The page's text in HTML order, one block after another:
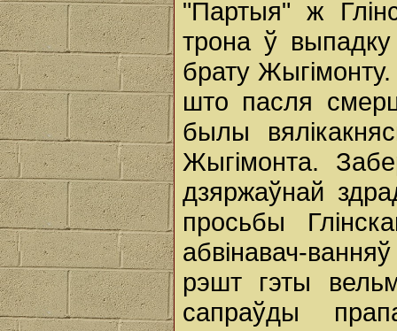
"Партыя" ж
трона ў выпадку
брату
што пасля
былы
Жыгімонта.
дзяржаўнай
просьбы
абвінавач-
рэшт гэты
сапраўды